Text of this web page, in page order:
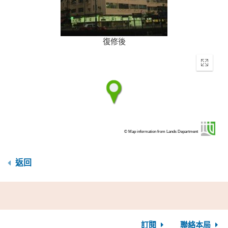
復修後
Enter
© Map information from Lands Department
返回
訂閱 聯絡本局